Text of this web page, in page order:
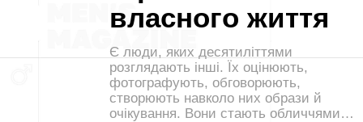
власного життя
Є люди, яких десятиліттями
розглядають інші. Їх оцінюють,
фотографують, обговорюють,
створюють навколо них образи й
очікування. Вони стають обличчями…